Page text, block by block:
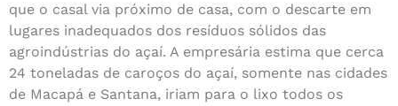
que o casal via próximo de casa, com o descarte em
lugares inadequados dos resíduos sólidos das
agroindústrias do açaí. A empresária estima que cerca
24 toneladas de caroços do açaí, somente nas cidades
de Macapá e Santana, iriam para o lixo todos os